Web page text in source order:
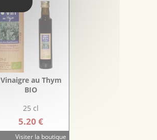
Vinaigre au Thym
BIO
25 cl
5.20 €
Visiter la boutique